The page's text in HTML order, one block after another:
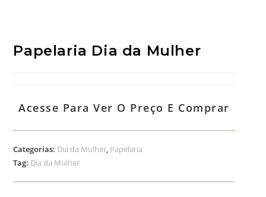
Papelaria Dia da Mulher
Acesse Para Ver O Preço E Comprar
Categorias: Dia da Mulher, Papelaria
Tag: Dia da Mulher